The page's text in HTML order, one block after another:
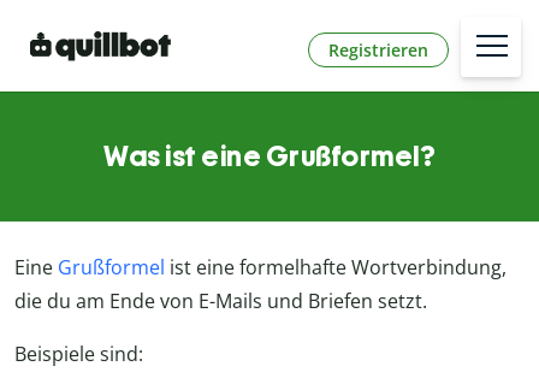
Registrieren
Was ist eine Grußformel?
Eine Grußformel ist eine formelhafte Wortverbindung,
die du am Ende von E-Mails und Briefen setzt.
Beispiele sind: